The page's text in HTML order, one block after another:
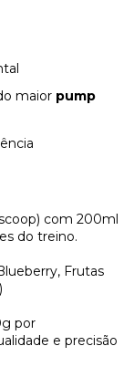
maior pump
com 200ml
do treino.
Frutas
por
e precisão